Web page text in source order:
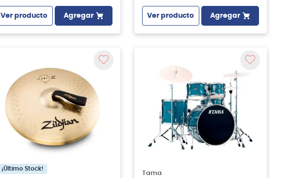
Ver producto Agregar Ver producto Agregar
¡Último Stock!
Tama